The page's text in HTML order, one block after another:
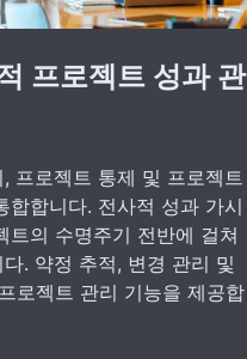
프로젝트 성과 관
프로젝트 통제 및 프로젝트
합합니다. 전사적 성과 가시
트의 수명주기 전반에 걸쳐
. 약정 추적, 변경 관리 및
로젝트 관리 기능을 제공합